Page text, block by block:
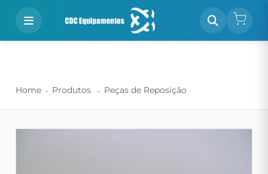
Home Produtos Peças de Reposição